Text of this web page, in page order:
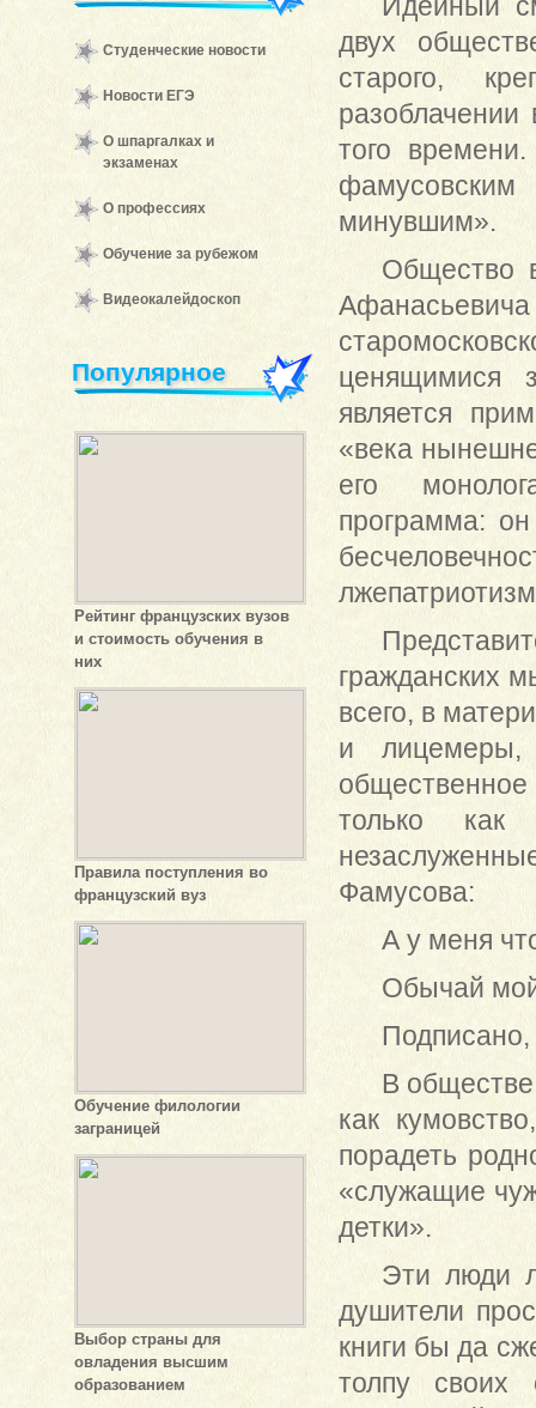
Студенческие новости
Новости ЕГЭ
О шпаргалках и
экзаменах
О профессиях
Обучение за рубежом
Видеокалейдоскоп
Популярное
Рейтинг французских вузов
и стоимость обучения в
них
Правила поступления во
французский вуз
Обучение филологии
заграницей
Выбор страны для
овладения высшим
образованием
двух
старого,
разоблачении
того
минувшим».
Общество
ценящимися
является
«века
его
программа:
гражданских
всего, в
и лицемеры,
только как
Фамусова:
А у меня
Обычай
Подписано,
В
как
порадеть
«служащие
детки».
Эти люди
душители
книги бы да
толпу своих